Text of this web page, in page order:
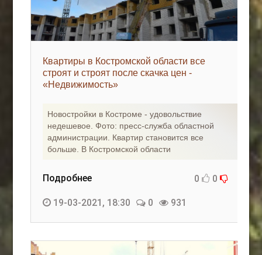
Квартиры в Костромской области все
строят и строят после скачка цен -
«Недвижимость»
Новостройки в Костроме - удовольствие
недешевое. Фото: пресс-служба областной
администрации. Квартир становится все
больше. В Костромской области
Подробнее 0 0
19-03-2021, 18:30 0 931